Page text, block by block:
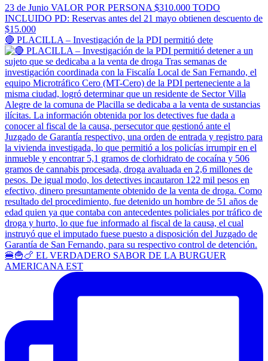
🔴 PLACILLA – Investigación de la PDI permitió dete
🍔🍟🍗 EL VERDADERO SABOR DE LA BURGUER
AMERICANA EST